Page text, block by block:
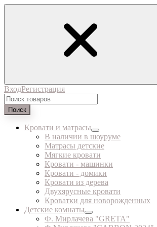
ВходРегистрация
Поиск
Кровати и матрасы
В наличии в шоуруме
Матрасы детские
Мягкие кровати
Кровати - машинки
Кровати - домики
Кровати из дерева
Двухярусные кровати
Кроватки для новорожденных
Детские комнаты
Ф. Мирлачева "GRETA"